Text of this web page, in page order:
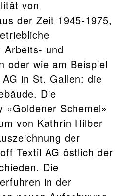
von
der Zeit 1945-1975,
Arbeits- und
oder wie am Beispiel
in St. Gallen: die
Die
«Goldener Schemel»
von Kathrin Hilber
der
Textil AG östlich der
Die
in der